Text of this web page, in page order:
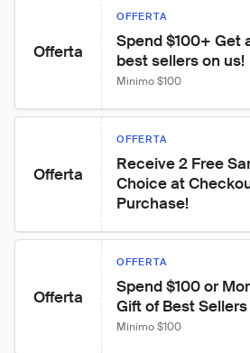
Offerta
OFFERTA
Spend $100+ Get
best sellers on us!
Minimo $100
Offerta
OFFERTA
Receive 2 Free
Choice at
Purchase!
Offerta
OFFERTA
Spend $100 or
Gift of Best Sellers
Minimo $100